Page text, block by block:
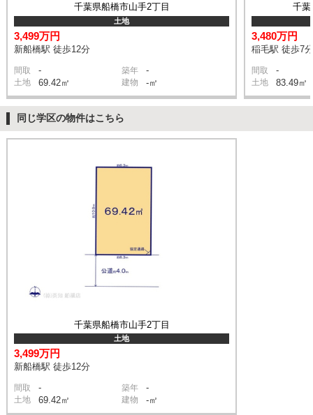
千葉県船橋市山手2丁目
土地
3,499万円
新船橋駅 徒歩12分
間取 - 築年 -
土地 69.42㎡ 建物 -㎡
千葉
3,480万円
稲毛駅 徒歩7分
間取 -
土地 83.49㎡
同じ学区の物件はこちら
千葉県船橋市山手2丁目
土地
3,499万円
新船橋駅 徒歩12分
間取 - 築年 -
土地 69.42㎡ 建物 -㎡